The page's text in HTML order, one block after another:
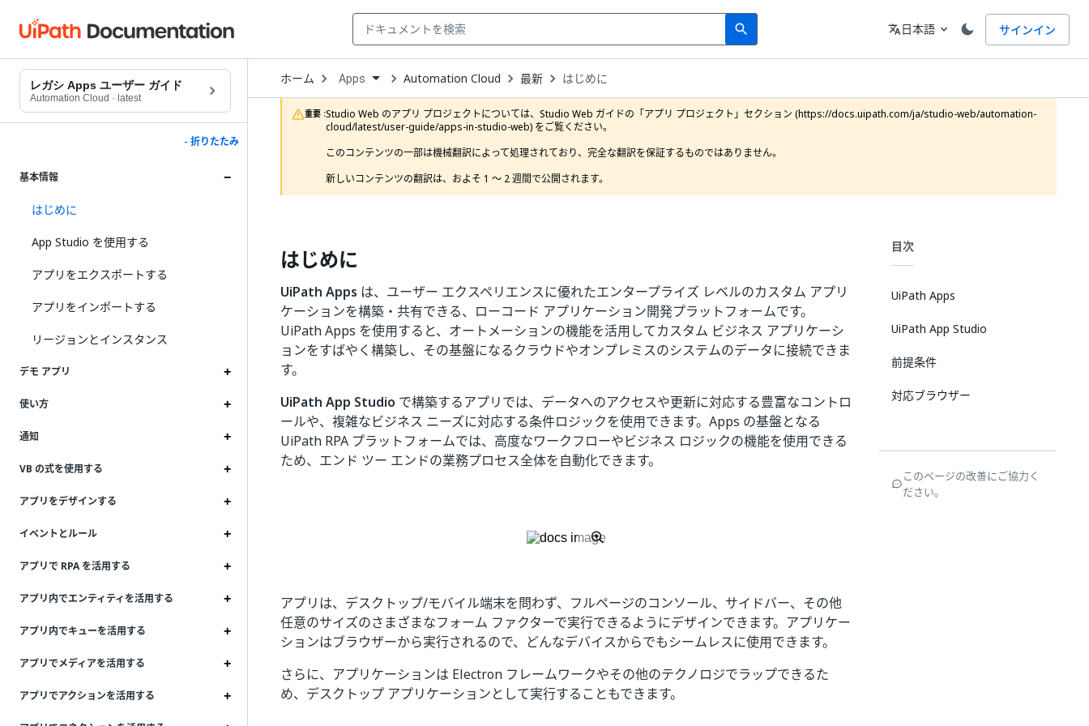
search
Search 言語
translate日本語 expand_more サインイン
レガシ Apps ユーザー ガイド
Automation Cloud · latest
- 折りたたみ
基本情報
はじめに
App Studio を使用する
アプリをエクスポートする
アプリをインポートする
リージョンとインスタンス
デモ アプリ
使い方
通知
VB の式を使用する
アプリをデザインする
イベントとルール
アプリで RPA を活用する
アプリ内でエンティティを活用する
アプリ内でキューを活用する
アプリでメディアを活用する
アプリでアクションを活用する
ホーム Open
Dropdown
to
choose
product
Apps Automation Cloud 最新 はじめに
重要 :Studio Web のアプリ プロジェクトについては、Studio Web ガイドの「アプリ プロジェクト」セクション (https://docs.uipath.com/ja/studio-web/automation-
cloud/latest/user-guide/apps-in-studio-web) をご覧ください。
このコンテンツの一部は機械翻訳によって処理されており、完全な翻訳を保証するものではありません。
新しいコンテンツの翻訳は、およそ 1 ～ 2 週間で公開されます。
はじめに
UiPath Apps は、ユーザー エクスペリエンスに優れたエンタープライズ レベルのカスタム アプリ
ケーションを構築・共有できる、ローコード アプリケーション開発プラットフォームです。
UiPath Apps を使用すると、オートメーションの機能を活用してカスタム ビジネス アプリケーシ
ョンをすばやく構築し、その基盤になるクラウドやオンプレミスのシステムのデータに接続できま
す。
UiPath App Studio で構築するアプリでは、データへのアクセスや更新に対応する豊富なコントロ
ールや、複雑なビジネス ニーズに対応する条件ロジックを使用できます。Apps の基盤となる
UiPath RPA プラットフォームでは、高度なワークフローやビジネス ロジックの機能を使用できる
ため、エンド ツー エンドの業務プロセス全体を自動化できます。
アプリは、デスクトップ/モバイル端末を問わず、フルページのコンソール、サイドバー、その他
任意のサイズのさまざまなフォーム ファクターで実行できるようにデザインできます。アプリケー
ションはブラウザーから実行されるので、どんなデバイスからでもシームレスに使用できます。
さらに、アプリケーションは Electron フレームワークやその他のテクノロジでラップできるた
め、デスクトップ アプリケーションとして実行することもできます。
目次
UiPath Apps
UiPath App Studio
前提条件
対応ブラウザー
このページの改善にご協力く
ださい。